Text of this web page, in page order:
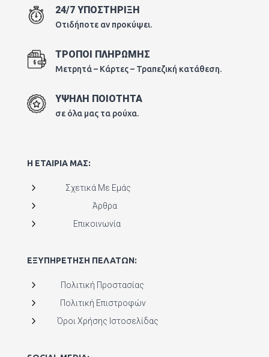
24/7 ΥΠΟΣΤΗΡΙΞΗ
Οτιδήποτε αν προκύψει.
ΤΡΟΠΟΙ ΠΛΗΡΩΜΗΣ
Μετρητά – Κάρτες – Τραπεζική κατάθεση.
ΥΨΗΛΗ ΠΟΙΟΤΗΤΑ
σε όλα μας τα ρούχα.
Η ΕΤΑΙΡΙΑ ΜΑΣ:
5 Σχετικά Με Εμάς
5 Άρθρα
5 Επικοινωνία
ΕΞΥΠΗΡΕΤΗΣΗ ΠΕΛΑΤΩΝ:
5 Πολιτική Προστασίας
5 Πολιτική Επιστροφών
5 Όροι Χρήσης Ιστοσελίδας